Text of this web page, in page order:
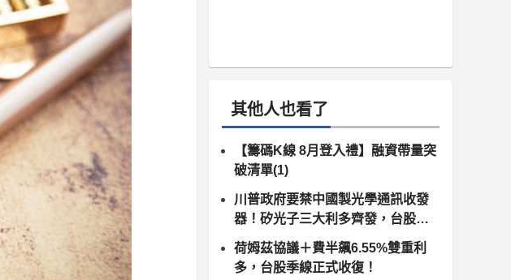
其他人也看了
【籌碼K線 8月登入禮】融資帶量突
破清單(1)
川普政府要禁中國製光學通訊收發
器！矽光子三大利多齊發，台股供
應鏈同步噴出
荷姆茲協議＋費半飆6.55%雙重利
多，台股季線正式收復！